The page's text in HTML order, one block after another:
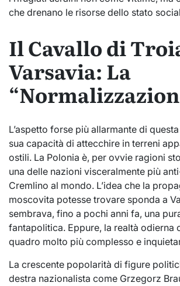
che drenano le risorse dello stato
Il Cavallo di
Varsavia: La
L’aspetto forse più allarmante di
sua capacità di attecchire in terreni
ostili. La Polonia è, per ovvie ragioni
una delle nazioni visceralmente più
Cremlino al mondo. L’idea che la
moscovita potesse trovare sponda a
sembrava, fino a pochi anni fa, una
fantapolitica. Eppure, la realtà odierna
quadro molto più complesso e
La crescente popolarità di figure
destra nazionalista come Grzegorz